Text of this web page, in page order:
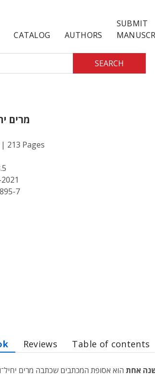
CATALOG AUTHORS
SUBMIT
SEARCH
מרים
213 Pages
7
Reviews Table of contents
אחת הוא אסופת המכתבים שכתבה מרים